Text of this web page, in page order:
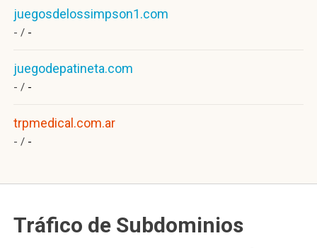
juegosdelossimpson1.com
- / -
juegodepatineta.com
- / -
trpmedical.com.ar
- / -
Tráfico de Subdominios